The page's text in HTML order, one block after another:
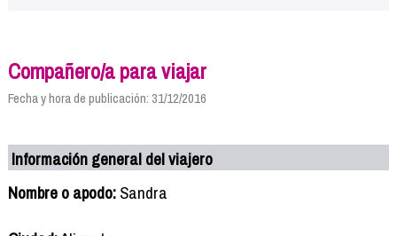
Compañero/a para viajar
Fecha y hora de publicación: 31/12/2016
Información general del viajero
Nombre o apodo:Sandra